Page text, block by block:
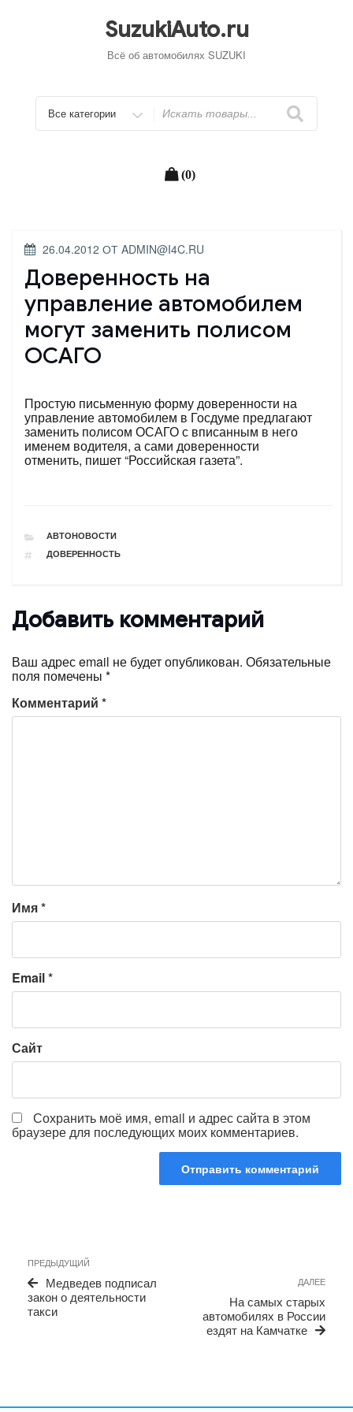
SuzukiAuto.ru
Всё об автомобилях SUZUKI
Искать
(0)
ОПУБЛИКОВАНО
26.04.2012 ОТ ADMIN@I4C.RU
Доверенность на
управление автомобилем
могут заменить полисом
ОСАГО
Простую письменную форму доверенности на
управление автомобилем в Госдуме предлагают
заменить полисом ОСАГО с вписанным в него
именем водителя, а сами доверенности
отменить, пишет “Российская газета”.
РУБРИКИ
АВТОНОВОСТИ
ТЕГИ
ДОВЕРЕННОСТЬ
Добавить комментарий
Ваш адрес email не будет опубликован. Обязательные
поля помечены *
Комментарий *
Имя*
Email*
Сайт
Сохранить моё имя, email и адрес сайта в этом
браузере для последующих моих комментариев.
по
записям
Предыдущая
запись
ПРЕДЫДУЩИЙ
Медведев подписал
закон о деятельности
такси
ДАЛЕЕ
На самых старых
автомобилях в России
ездят на Камчатке